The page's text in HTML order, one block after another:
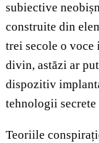
subiective
construite din
trei secole o voce
divin, astăzi ar
dispozitiv
tehnologii secrete
Teoriile